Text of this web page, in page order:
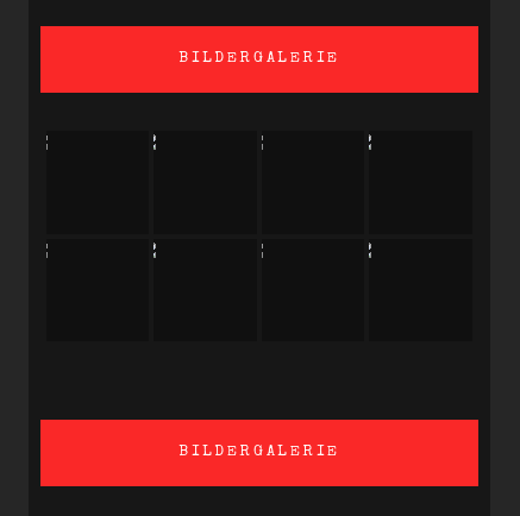
BILDERGALERIE
BILDERGALERIE